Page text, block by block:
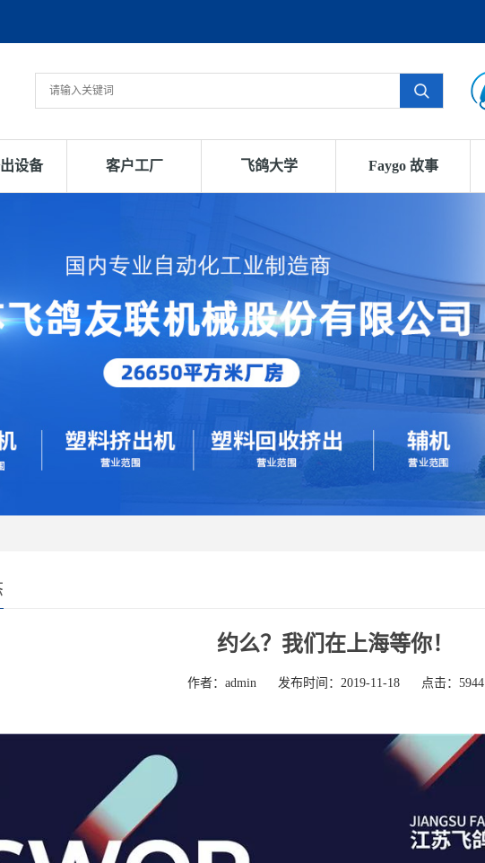
设备 客户工厂 飞鸽大学 Faygo 故事
约么？我们在上海等你！
作者：admin 发布时间：2019-11-18 点击：5944